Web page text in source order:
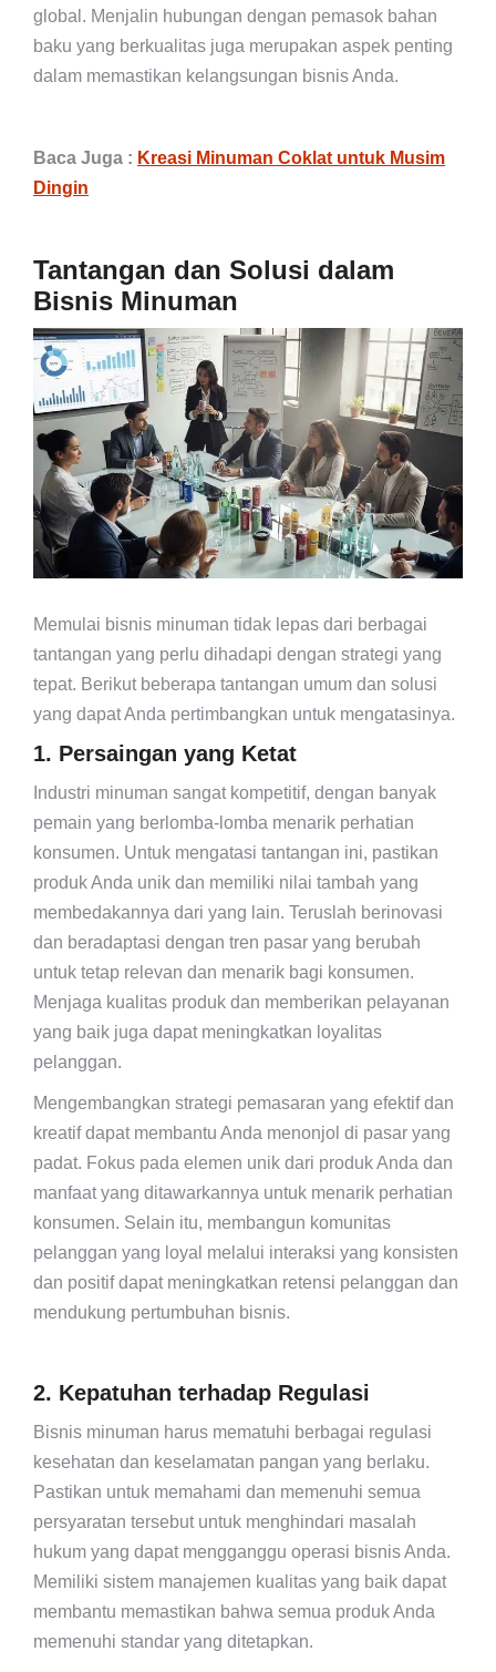
global. Menjalin hubungan dengan pemasok bahan
baku yang berkualitas juga merupakan aspek penting
dalam memastikan kelangsungan bisnis Anda.
Baca Juga : Kreasi Minuman Coklat untuk Musim
Dingin
Tantangan dan Solusi dalam
Bisnis Minuman
Memulai bisnis minuman tidak lepas dari berbagai
tantangan yang perlu dihadapi dengan strategi yang
tepat. Berikut beberapa tantangan umum dan solusi
yang dapat Anda pertimbangkan untuk mengatasinya.
1. Persaingan yang Ketat
Industri minuman sangat kompetitif, dengan banyak
pemain yang berlomba-lomba menarik perhatian
konsumen. Untuk mengatasi tantangan ini, pastikan
produk Anda unik dan memiliki nilai tambah yang
membedakannya dari yang lain. Teruslah berinovasi
dan beradaptasi dengan tren pasar yang berubah
untuk tetap relevan dan menarik bagi konsumen.
Menjaga kualitas produk dan memberikan pelayanan
yang baik juga dapat meningkatkan loyalitas
pelanggan.
Mengembangkan strategi pemasaran yang efektif dan
kreatif dapat membantu Anda menonjol di pasar yang
padat. Fokus pada elemen unik dari produk Anda dan
manfaat yang ditawarkannya untuk menarik perhatian
konsumen. Selain itu, membangun komunitas
pelanggan yang loyal melalui interaksi yang konsisten
dan positif dapat meningkatkan retensi pelanggan dan
mendukung pertumbuhan bisnis.
2. Kepatuhan terhadap Regulasi
Bisnis minuman harus mematuhi berbagai regulasi
kesehatan dan keselamatan pangan yang berlaku.
Pastikan untuk memahami dan memenuhi semua
persyaratan tersebut untuk menghindari masalah
hukum yang dapat mengganggu operasi bisnis Anda.
Memiliki sistem manajemen kualitas yang baik dapat
membantu memastikan bahwa semua produk Anda
memenuhi standar yang ditetapkan.